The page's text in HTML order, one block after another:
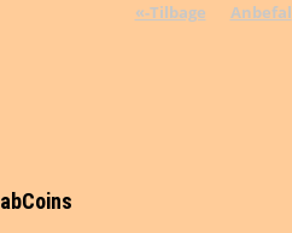
«-Tilbage Anbefal
abCoins